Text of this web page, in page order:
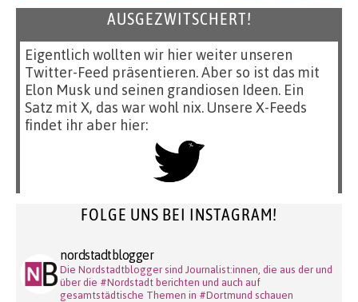
AUSGEZWITSCHERT!
Eigentlich wollten wir hier weiter unseren
Twitter-Feed präsentieren. Aber so ist das mit
Elon Musk und seinen grandiosen Ideen. Ein
Satz mit X, das war wohl nix. Unsere X-Feeds
findet ihr aber hier:
FOLGE UNS BEI INSTAGRAM!
nordstadtblogger
Die Nordstadtblogger sind Journalist:innen, die aus der und
über die #Nordstadt berichten und auch auf
gesamtstädtische Themen in #Dortmund schauen